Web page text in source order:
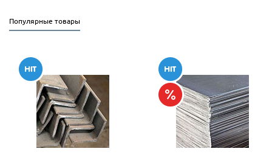
Популярные товары